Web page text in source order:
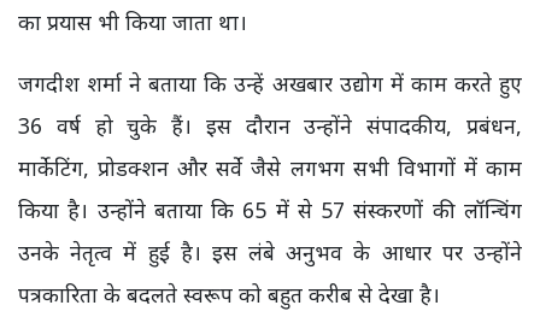
का प्रयास भी किया जाता था।
जगदीश शर्मा ने बताया कि उन्हें अखबार उद्योग में काम करते हुए
36 वर्ष हो चुके हैं। इस दौरान उन्होंने संपादकीय, प्रबंधन,
मार्केटिंग, प्रोडक्शन और सर्वे जैसे लगभग सभी विभागों में काम
किया है। उन्होंने बताया कि 65 में से 57 संस्करणों की लॉन्चिंग
उनके नेतृत्व में हुई है। इस लंबे अनुभव के आधार पर उन्होंने
पत्रकारिता के बदलते स्वरूप को बहुत करीब से देखा है।